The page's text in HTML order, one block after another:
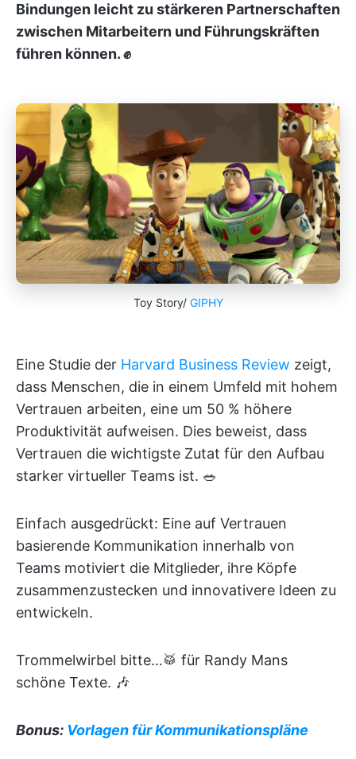
Bindungen leicht zu stärkeren Partnerschaften
zwischen Mitarbeitern und Führungskräften
führen können. ✊
Toy Story/ GIPHY
Eine Studie der Harvard Business Review zeigt,
dass Menschen, die in einem Umfeld mit hohem
Vertrauen arbeiten, eine um 50 % höhere
Produktivität aufweisen. Dies beweist, dass
Vertrauen die wichtigste Zutat für den Aufbau
starker virtueller Teams ist. 🥗
Einfach ausgedrückt: Eine auf Vertrauen
basierende Kommunikation innerhalb von
Teams motiviert die Mitglieder, ihre Köpfe
zusammenzustecken und innovativere Ideen zu
entwickeln.
Trommelwirbel bitte…🥁 für Randy Mans
schöne Texte. 🎶
Bonus: Vorlagen für Kommunikationspläne